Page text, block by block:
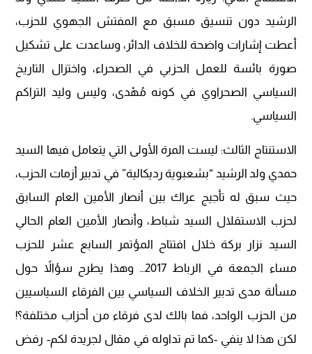
الرشيد دون تنسيق مسبق مع المفتش الجهوي للحزب،
أعطت إشارات واضحة للخلاف الدائر، وساعدت على تشكيل
صورة بائسة للعمل الحزبي في الصحراء، واختزال التاريخ
السياسي الصحراوي في كونه مُهْدى، وليس وليد التراكم
السياسي.
الاستنتاج الثالث: ليست المرة الأولى التي يتعامل فيها السيد
حمدي ولد الرشيد “بشعبوية رديكالية” في تدبير أزمات الحزب،
حيث سبق له تأجيج عراك بين أنصار الأمين العام السابق
لحزب الاستقلال السيد شباط، وأنصار الأمين العام الحالي
السيد نزار بركة خلال افتتاح المؤتمر السابع عشر للحزب
مساء الجمعة في الرباط 2017… وهذا يطرح سؤالاً حول
مسألة مدى تدبير الخلاف السياسي بين الفرقاء السياسيين
من الحزب الواحد، فما بالك لدى فرقاء من أحزاب مختلفة؟!
لكن هذا لا ينفي -كما تم تداوله في مقال لجريدة لكم- رفض